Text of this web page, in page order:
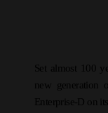
Set almost 100
new
Enterprise-D on